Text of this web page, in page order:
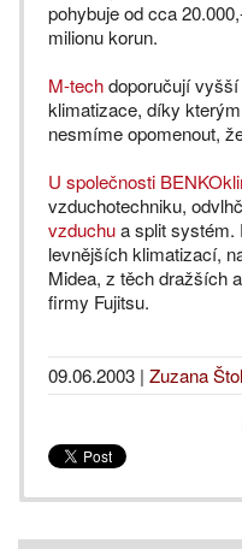
pohybuje od cca
milionu korun.
M-techdoporučují
klimatizace, díky
nesmíme opomenout,
U společnosti
vzduchotechniku,
vzduchua split systém.
levnějších klimatizací,
Midea, z těch dražších
firmy Fujitsu.
09.06.2003 | Zuzana